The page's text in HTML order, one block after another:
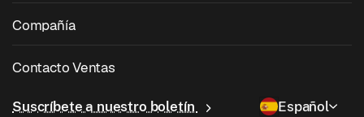
Traiga su propio dispositivo (BYOD)
Gestión de iOS
Gestión de Linux
Acceso condicional
Control remoto
Minorista
Compañía
Contacto Ventas
sales[at]scalefusion.com
Suscríbete a nuestro boletín Español